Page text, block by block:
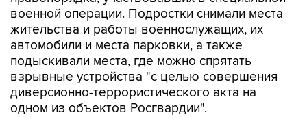
военной операции. Подростки снимали места
жительства и работы военнослужащих, их
автомобили и места парковки, а также
подыскивали места, где можно спрятать
взрывные устройства "с целью совершения
диверсионно-террористического акта на
одном из объектов Росгвардии".